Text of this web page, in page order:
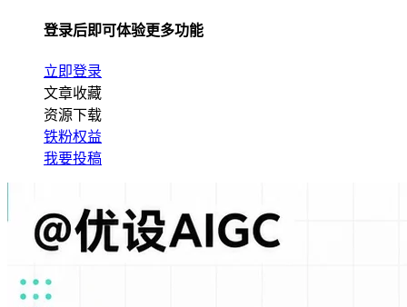
登录后即可体验更多功能
立即登录
文章收藏
资源下载
铁粉权益
我要投稿